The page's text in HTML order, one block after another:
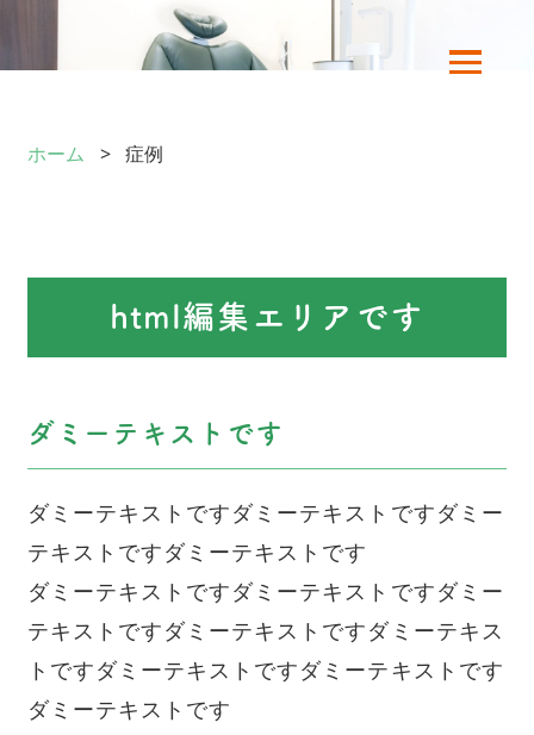
ホーム 症例
html編集エリアです
ダミーテキストです
ダミーテキストですダミーテキストですダミー
テキストですダミーテキストです
ダミーテキストですダミーテキストですダミー
テキストですダミーテキストですダミーテキス
トですダミーテキストですダミーテキストです
ダミーテキストです